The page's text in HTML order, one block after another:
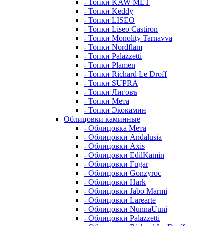
- Топки KAW MET
- Топки Keddy
- Топки LISEO
- Топки Liseo Castiron
- Топки Monolity Tarnavva
- Топки Nordflam
- Топки Palazzetti
- Топки Plamen
- Топки Richard Le Droff
- Топки SUPRA
- Топки Лиговъ
- Топки Мета
- Топки Экокамин
Облицовки каминные
- Облицовка Мета
- Облицовки Andalusia
- Облицовки Axis
- Облицовки EdilKamin
- Облицовки Fugar
- Облицовки Gonzyroc
- Облицовки Hark
- Облицовки Jabo Marmi
- Облицовки Larearte
- Облицовки NunnaUuni
- Облицовки Palazzetti